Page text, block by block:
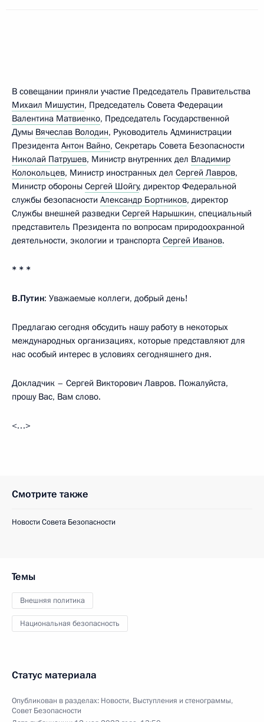
В совещании приняли участие Председатель Правительства
Михаил Мишустин, Председатель Совета Федерации
Валентина Матвиенко, Председатель Государственной
Думы Вячеслав Володин, Руководитель Администрации
Президента Антон Вайно, Секретарь Совета Безопасности
Николай Патрушев, Министр внутренних дел Владимир
Колокольцев, Министр иностранных дел Сергей Лавров,
Министр обороны Сергей Шойгу, директор Федеральной
службы безопасности Александр Бортников, директор
Службы внешней разведки Сергей Нарышкин, специальный
представитель Президента по вопросам природоохранной
деятельности, экологии и транспорта Сергей Иванов.
* * *
В.Путин: Уважаемые коллеги, добрый день!
Предлагаю сегодня обсудить нашу работу в некоторых
международных организациях, которые представляют для
нас особый интерес в условиях сегодняшнего дня.
Докладчик – Сергей Викторович Лавров. Пожалуйста,
прошу Вас, Вам слово.
<…>
Смотрите также
Новости Совета Безопасности
Темы
Внешняя политика
Национальная безопасность
Статус материала
Опубликован в разделах: Новости, Выступления и стенограммы,
Совет Безопасности